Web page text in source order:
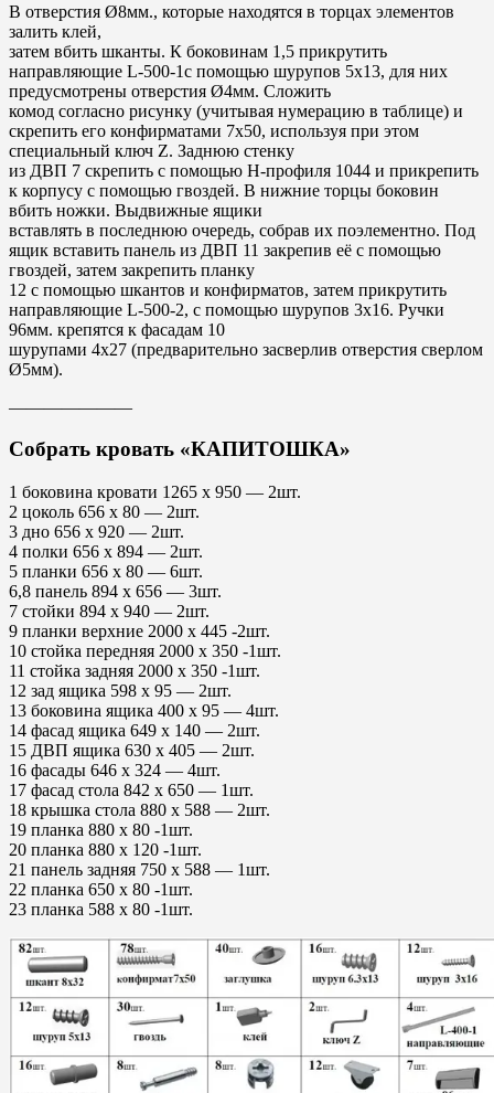
В отверстия Ø8мм., которые находятся в торцах элементов
залить клей,
затем вбить шканты. К боковинам 1,5 прикрутить
направляющие L-500-1с помощью шурупов 5х13, для них
предусмотрены отверстия Ø4мм. Сложить
комод согласно рисунку (учитывая нумерацию в таблице) и
скрепить его конфирматами 7х50, используя при этом
специальный ключ Z. Заднюю стенку
из ДВП 7 скрепить с помощью Н-профиля 1044 и прикрепить
к корпусу с помощью гвоздей. В нижние торцы боковин
вбить ножки. Выдвижные ящики
вставлять в последнюю очередь, собрав их поэлементно. Под
ящик вставить панель из ДВП 11 закрепив её с помощью
гвоздей, затем закрепить планку
12 с помощью шкантов и конфирматов, затем прикрутить
направляющие L-500-2, с помощью шурупов 3х16. Ручки
96мм. крепятся к фасадам 10
шурупами 4х27 (предварительно засверлив отверстия сверлом
Ø5мм).
———————
Собрать кровать «КАПИТОШКА»
1 боковина кровати 1265 х 950 — 2шт.
2 цоколь 656 х 80 — 2шт.
3 дно 656 х 920 — 2шт.
4 полки 656 х 894 — 2шт.
5 планки 656 х 80 — 6шт.
6,8 панель 894 х 656 — 3шт.
7 стойки 894 х 940 — 2шт.
9 планки верхние 2000 х 445 -2шт.
10 стойка передняя 2000 х 350 -1шт.
11 стойка задняя 2000 х 350 -1шт.
12 зад ящика 598 х 95 — 2шт.
13 боковина ящика 400 х 95 — 4шт.
14 фасад ящика 649 х 140 — 2шт.
15 ДВП ящика 630 х 405 — 2шт.
16 фасады 646 х 324 — 4шт.
17 фасад стола 842 х 650 — 1шт.
18 крышка стола 880 х 588 — 2шт.
19 планка 880 х 80 -1шт.
20 планка 880 х 120 -1шт.
21 панель задняя 750 х 588 — 1шт.
22 планка 650 х 80 -1шт.
23 планка 588 х 80 -1шт.